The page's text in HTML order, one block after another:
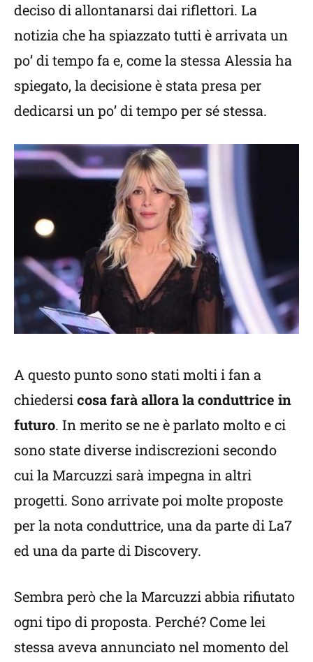
deciso di allontanarsi dai riflettori. La
notizia che ha spiazzato tutti è arrivata un
po’ di tempo fa e, come la stessa Alessia ha
spiegato, la decisione è stata presa per
dedicarsi un po’ di tempo per sé stessa.
A questo punto sono stati molti i fan a
chiedersicosa farà allora la conduttrice in
futuro. In merito se ne è parlato molto e ci
sono state diverse indiscrezioni secondo
cui la Marcuzzi sarà impegna in altri
progetti. Sono arrivate poi molte proposte
per la nota conduttrice, una da parte di La7
ed una da parte di Discovery.
Sembra però che la Marcuzzi abbia rifiutato
ogni tipo di proposta. Perché? Come lei
stessa aveva annunciato nel momento del